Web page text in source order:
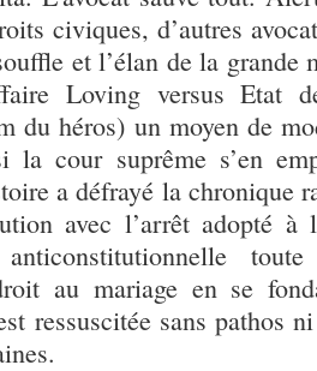
civiques, d’autres
et l’élan de la grande
Loving versus Etat
du héros) un moyen de
la cour suprême s’en
a défrayé la chronique
avec l’arrêt adopté à
au mariage en se
ressuscitée sans pathos